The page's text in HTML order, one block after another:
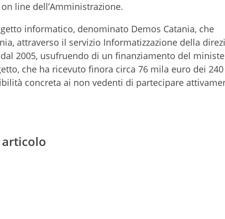
line dell’Amministrazione.
informatico, denominato Demos Catania, che
attraverso il servizio Informatizzazione della
2005, usufruendo di un finanziamento del
che ha ricevuto finora circa 76 mila euro dei
concreta ai non vedenti di partecipare